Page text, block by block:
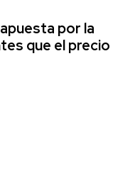
por la
que el precio